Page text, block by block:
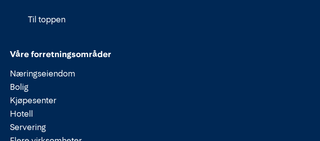
Til toppen
Våre forretningsområder
Næringseiendom
Bolig
Kjøpesenter
Hotell
Servering